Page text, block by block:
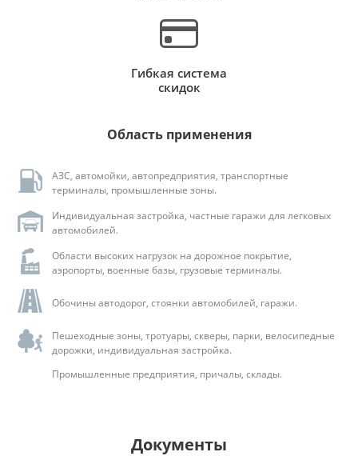
Гибкая система
скидок
Область применения
АЗС, автомойки, автопредприятия, транспортные
терминалы, промышленные зоны.
Индивидуальная застройка, частные гаражи для легковых
автомобилей.
Области высоких нагрузок на дорожное покрытие,
аэропорты, военные базы, грузовые терминалы.
Обочины автодорог, стоянки автомобилей, гаражи.
Пешеходные зоны, тротуары, скверы, парки, велосипедные
дорожки, индивидуальная застройка.
Промышленные предприятия, причалы, склады.
Документы